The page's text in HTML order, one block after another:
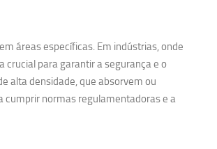
áreas específicas. Em indústrias, onde
para garantir a segurança e o
alta densidade, que absorvem ou
cumprir normas regulamentadoras e a